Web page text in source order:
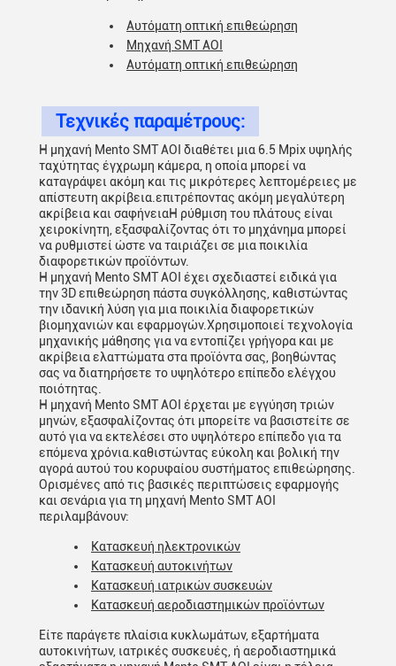
Αυτόματη οπτική επιθεώρηση
Μηχανή SMT AOI
Αυτόματη οπτική επιθεώρηση
Τεχνικές παραμέτρους:
Η μηχανή Mento SMT AOI διαθέτει μια 6.5 Mpix υψηλής
ταχύτητας έγχρωμη κάμερα, η οποία μπορεί να
καταγράψει ακόμη και τις μικρότερες λεπτομέρειες με
απίστευτη ακρίβεια.επιτρέποντας ακόμη μεγαλύτερη
ακρίβεια και σαφήνειαΗ ρύθμιση του πλάτους είναι
χειροκίνητη, εξασφαλίζοντας ότι το μηχάνημα μπορεί
να ρυθμιστεί ώστε να ταιριάζει σε μια ποικιλία
διαφορετικών προϊόντων.
Η μηχανή Mento SMT AOI έχει σχεδιαστεί ειδικά για
την 3D επιθεώρηση πάστα συγκόλλησης, καθιστώντας
την ιδανική λύση για μια ποικιλία διαφορετικών
βιομηχανιών και εφαρμογών.Χρησιμοποιεί τεχνολογία
μηχανικής μάθησης για να εντοπίζει γρήγορα και με
ακρίβεια ελαττώματα στα προϊόντα σας, βοηθώντας
σας να διατηρήσετε το υψηλότερο επίπεδο ελέγχου
ποιότητας.
Η μηχανή Mento SMT AOI έρχεται με εγγύηση τριών
μηνών, εξασφαλίζοντας ότι μπορείτε να βασιστείτε σε
αυτό για να εκτελέσει στο υψηλότερο επίπεδο για τα
επόμενα χρόνια.καθιστώντας εύκολη και βολική την
αγορά αυτού του κορυφαίου συστήματος επιθεώρησης.
Ορισμένες από τις βασικές περιπτώσεις εφαρμογής
και σενάρια για τη μηχανή Mento SMT AOI
περιλαμβάνουν:
Κατασκευή ηλεκτρονικών
Κατασκευή αυτοκινήτων
Κατασκευή ιατρικών συσκευών
Κατασκευή αεροδιαστημικών προϊόντων
Είτε παράγετε πλαίσια κυκλωμάτων, εξαρτήματα
αυτοκινήτων, ιατρικές συσκευές, ή αεροδιαστημικά